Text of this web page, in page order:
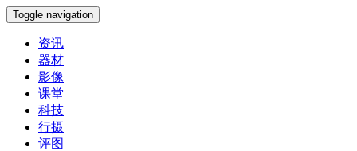
Toggle navigation
资讯
器材
影像
课堂
科技
行摄
评图